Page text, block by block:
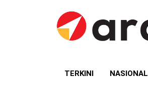
TERKINI NASIONAL